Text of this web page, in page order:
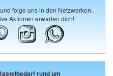
folge uns in den Netzwerken.
Aktionen erwarten dich!
rund um